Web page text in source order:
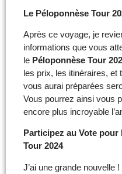
Le Péloponnèse Tour
Après ce voyage, je
informations que vous
le Péloponnèse Tour
les prix, les itinéraires, et
vous aurai préparées
Vous pourrez ainsi vous
encore plus incroyable
Participez au Vote pour
Tour 2024
J’ai une grande nouvelle !